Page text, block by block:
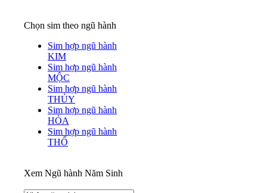
Chọn sim theo ngũ hành
Sim hợp ngũ hành
KIM
Sim hợp ngũ hành
MỘC
Sim hợp ngũ hành
THỦY
Sim hợp ngũ hành
HỎA
Sim hợp ngũ hành
THỔ
Xem Ngũ hành Năm Sinh